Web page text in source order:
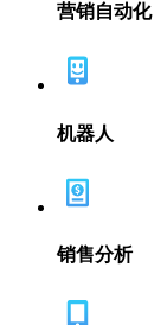
营销自动化
机器人
销售分析